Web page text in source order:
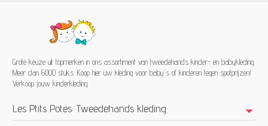
Grote keuze uit topmerken in ons assortiment van tweedehands kinder- en babykleding.
Meer dan 6000 stuks. Koop hier uw kleding voor baby's of kinderen tegen spotprijzen!
Verkoop jouw kinderkleding
Les Ptits Potes: Tweedehands kleding